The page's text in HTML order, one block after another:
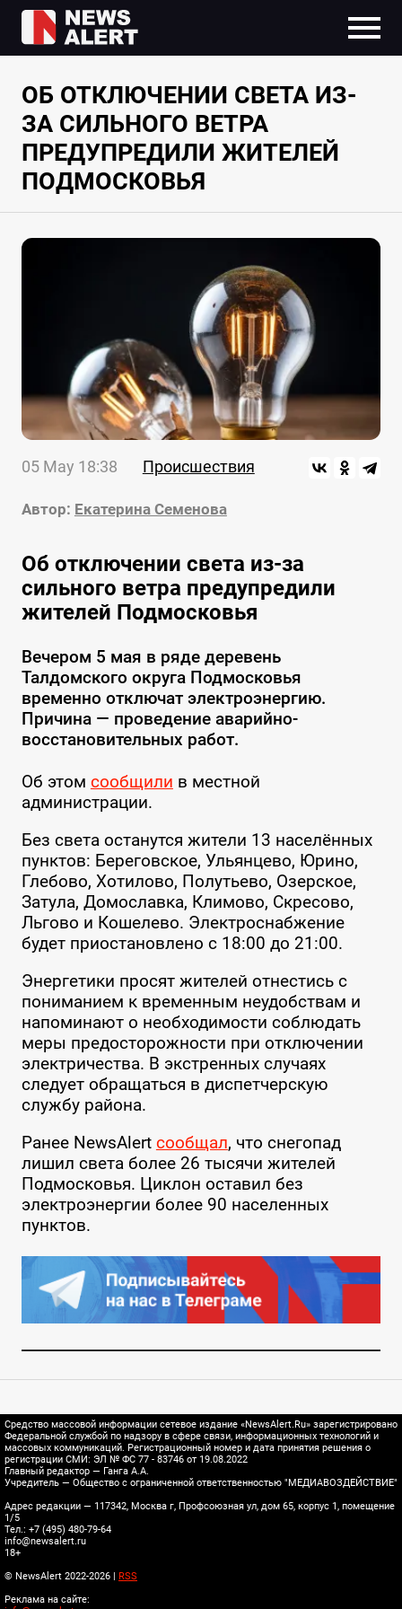
ОБ ОТКЛЮЧЕНИИ СВЕТА ИЗ-
ЗА СИЛЬНОГО ВЕТРА
ПРЕДУПРЕДИЛИ ЖИТЕЛЕЙ
ПОДМОСКОВЬЯ
05 May 18:38 Происшествия
Автор: Екатерина Семенова
Об отключении света из-за
сильного ветра предупредили
жителей Подмосковья
Вечером 5 мая в ряде деревень
Талдомского округа Подмосковья
временно отключат электроэнергию.
Причина — проведение аварийно-
восстановительных работ.
Об этом сообщили в местной
администрации.
Без света останутся жители 13 населённых
пунктов: Береговское, Ульянцево, Юрино,
Глебово, Хотилово, Полутьево, Озерское,
Затула, Домославка, Климово, Скресово,
Льгово и Кошелево. Электроснабжение
будет приостановлено с 18:00 до 21:00.
Энергетики просят жителей отнестись с
пониманием к временным неудобствам и
напоминают о необходимости соблюдать
меры предосторожности при отключении
электричества. В экстренных случаях
следует обращаться в диспетчерскую
службу района.
Ранее NewsAlert сообщал, что снегопад
лишил света более 26 тысячи жителей
Подмосковья. Циклон оставил без
электроэнергии более 90 населенных
пунктов.
Средство массовой информации сетевое издание «NewsAlert.Ru» зарегистрировано
Федеральной службой по надзору в сфере связи, информационных технологий и
массовых коммуникаций. Регистрационный номер и дата принятия решения о
регистрации СМИ: ЭЛ № ФС 77 - 83746 от 19.08.2022
Главный редактор — Ганга А.А.
Учредитель — Общество с ограниченной ответственностью "МЕДИАВОЗДЕЙСТВИЕ"
Адрес редакции — 117342, Москва г, Профсоюзная ул, дом 65, корпус 1, помещение
1/5
Тел.: +7 (495) 480-79-64
info@newsalert.ru
18+
© NewsAlert 2022-2026 |
RSS
Реклама на сайте: